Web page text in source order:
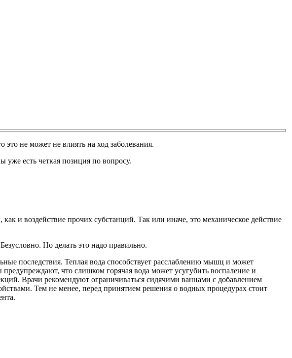
не может не влиять на ход заболевания.
есть четкая позиция по вопросу.
и воздействие прочих субстанций. Так или иначе, это механическое действие
Но делать это надо правильно.
последствия. Теплая вода способствует расслаблению мышц и может
что слишком горячая вода может усугубить воспаление и
Врачи рекомендуют ограничиваться сидячими ваннами с добавлением
Тем не менее, перед принятием решения о водных процедурах стоит